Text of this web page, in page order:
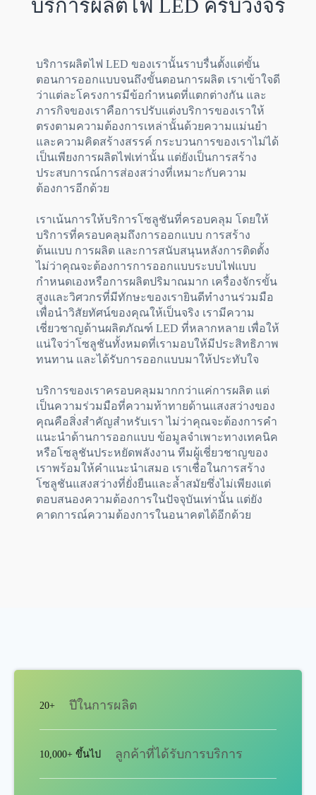
บริการผลิตไฟ LED ครบวงจร
บริการผลิตไฟ LED ของเรานั้นราบรื่นตั้งแต่ขั้น
ตอนการออกแบบจนถึงขั้นตอนการผลิต เราเข้าใจดี
ว่าแต่ละโครงการมีข้อกำหนดที่แตกต่างกัน และ
ภารกิจของเราคือการปรับแต่งบริการของเราให้
ตรงตามความต้องการเหล่านั้นด้วยความแม่นยำ
และความคิดสร้างสรรค์ กระบวนการของเราไม่ได้
เป็นเพียงการผลิตไฟเท่านั้น แต่ยังเป็นการสร้าง
ประสบการณ์การส่องสว่างที่เหมาะกับความ
ต้องการอีกด้วย
เราเน้นการให้บริการโซลูชันที่ครอบคลุม โดยให้
บริการที่ครอบคลุมถึงการออกแบบ การสร้าง
ต้นแบบ การผลิต และการสนับสนุนหลังการติดตั้ง
ไม่ว่าคุณจะต้องการการออกแบบระบบไฟแบบ
กำหนดเองหรือการผลิตปริมาณมาก เครื่องจักรขั้น
สูงและวิศวกรที่มีทักษะของเรายินดีทำงานร่วมมือ
เพื่อนำวิสัยทัศน์ของคุณให้เป็นจริง เรามีความ
เชี่ยวชาญด้านผลิตภัณฑ์ LED ที่หลากหลาย เพื่อให้
แน่ใจว่าโซลูชันทั้งหมดที่เรามอบให้มีประสิทธิภาพ
ทนทาน และได้รับการออกแบบมาให้ประทับใจ
บริการของเราครอบคลุมมากกว่าแค่การผลิต แต่
เป็นความร่วมมือที่ความท้าทายด้านแสงสว่างของ
คุณคือสิ่งสำคัญสำหรับเรา ไม่ว่าคุณจะต้องการคำ
แนะนำด้านการออกแบบ ข้อมูลจำเพาะทางเทคนิค
หรือโซลูชันประหยัดพลังงาน ทีมผู้เชี่ยวชาญของ
เราพร้อมให้คำแนะนำเสมอ เราเชื่อในการสร้าง
โซลูชันแสงสว่างที่ยั่งยืนและล้ำสมัยซึ่งไม่เพียงแต่
ตอบสนองความต้องการในปัจจุบันเท่านั้น แต่ยัง
คาดการณ์ความต้องการในอนาคตได้อีกด้วย
20+ ปีในการผลิต
10,000+ ขึ้นไป ลูกค้าที่ได้รับการบริการ